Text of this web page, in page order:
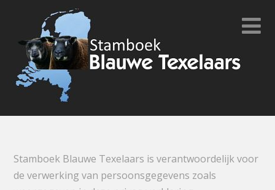
Stamboek Blauwe Texelaars is verantwoordelijk voor
de verwerking van persoonsgegevens zoals